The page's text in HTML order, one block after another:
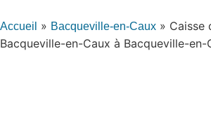
Accueil » Bacqueville-en-Caux » Caisse
Bacqueville-en-Caux à Bacqueville-en-